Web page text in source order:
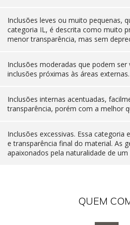
Inclusões leves ou muito pequenas,
categoria IL, é descrita como muito
menor transparência, mas sem
Inclusões moderadas que podem
inclusões próximas às áreas
Inclusões internas acentuadas,
transparência, porém com a melhor
Inclusões excessivas. Essa
e transparência final do material. As
apaixonados pela naturalidade de um
QUEM